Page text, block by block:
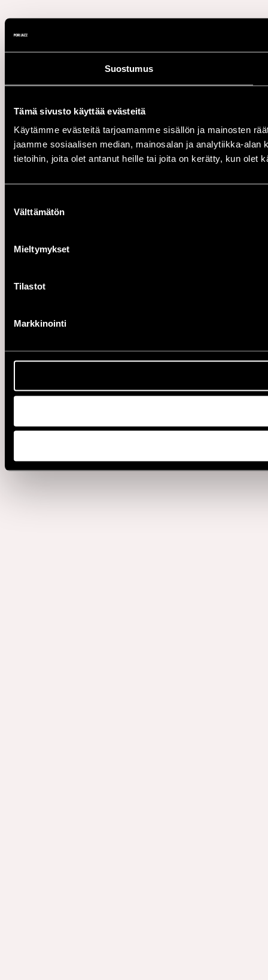
Suostumus
Tämä sivusto käyttää evästeitä
Käytämme evästeitä tarjoamamme sisällön ja mainosten
jaamme sosiaalisen median, mainosalan ja analytiikka-
tietoihin, joita olet antanut heille tai joita on kerätty, kun olet
valinta
Välttämätön
Mieltymykset
Tilastot
Markkinointi